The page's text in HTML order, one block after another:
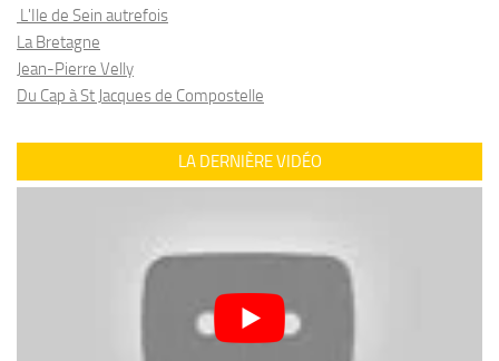
L'Ile de Sein autrefois
La Bretagne
Jean-Pierre Velly
Du Cap à St Jacques de Compostelle
LA DERNIÈRE VIDÉO